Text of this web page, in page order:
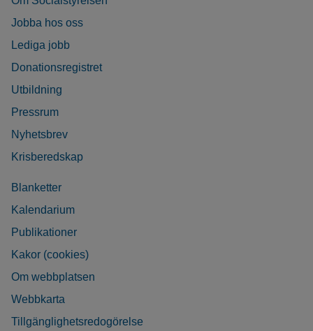
Jobba hos oss
Lediga jobb
Donationsregistret
Utbildning
Pressrum
Nyhetsbrev
Krisberedskap
Blanketter
Kalendarium
Publikationer
Kakor (cookies)
Om webbplatsen
Webbkarta
Tillgänglighetsredogörelse